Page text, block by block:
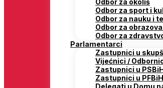
Odbor za okoliš
Odbor za sport i
Odbor za nauku i
Odbor za
Odbor za
Parlamentarci
Zastupnici u
Vijećnici /
Zastupnici u
Zastupnici u PFBiH
Delegati u Domu